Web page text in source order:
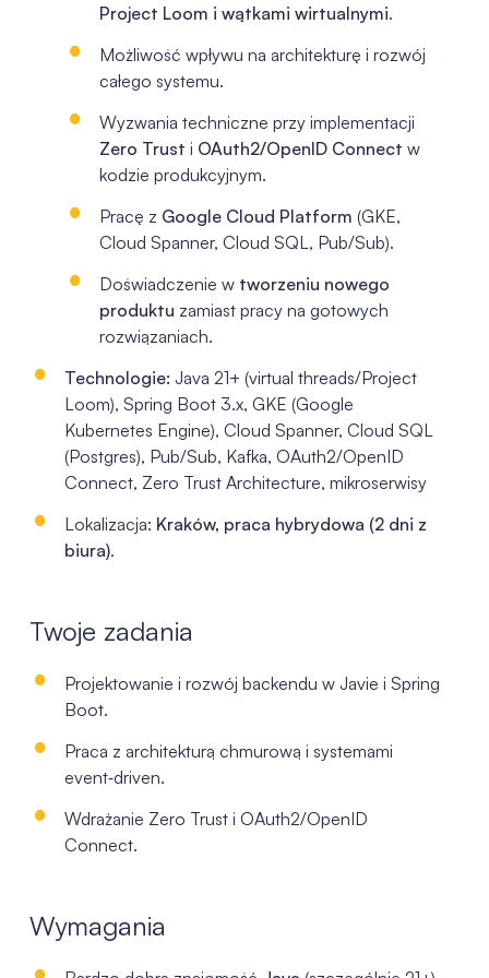
Project Loom i wątkami wirtualnymi.
Możliwość wpływu na architekturę i rozwój
całego systemu.
Wyzwania techniczne przy implementacji
Zero Trust i OAuth2/OpenID Connect w
kodzie produkcyjnym.
Pracę z Google Cloud Platform (GKE,
Cloud Spanner, Cloud SQL, Pub/Sub).
Doświadczenie w tworzeniu nowego
produktu zamiast pracy na gotowych
rozwiązaniach.
Technologie: Java 21+ (virtual threads/Project
Loom), Spring Boot 3.x, GKE (Google
Kubernetes Engine), Cloud Spanner, Cloud SQL
(Postgres), Pub/Sub, Kafka, OAuth2/OpenID
Connect, Zero Trust Architecture, mikroserwisy
Lokalizacja: Kraków, praca hybrydowa (2 dni z
biura).
Twoje zadania
Projektowanie i rozwój backendu w Javie i Spring
Boot.
Praca z architekturą chmurową i systemami
event‑driven.
Wdrażanie Zero Trust i OAuth2/OpenID
Connect.
Wymagania